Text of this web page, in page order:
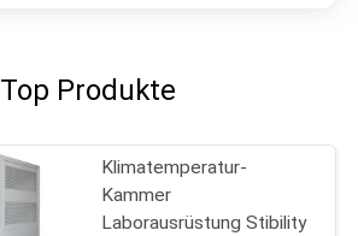
Top Produkte
Klimatemperatur-
Kammer
Laborausrüstung Stibility